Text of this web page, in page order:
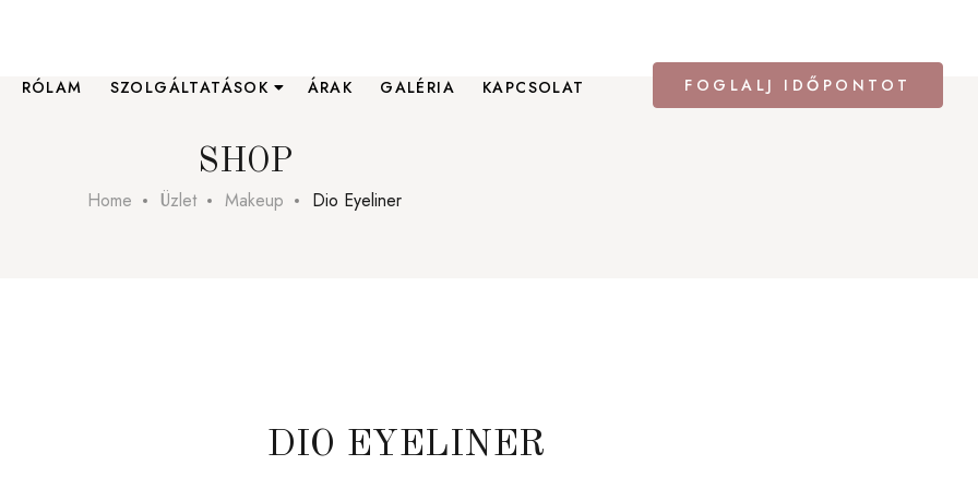
RÓLAM SZOLGÁLTATÁSOK ÁRAK GALÉRIA KAPCSOLAT FOGLALJ IDŐPONTOT
SHOP
Home Üzlet Makeup Dio Eyeliner
DIO EYELINER